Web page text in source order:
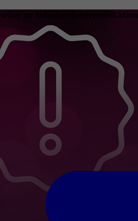
zu Inhaberdatenverifikation